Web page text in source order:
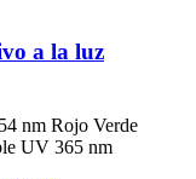
a la luz